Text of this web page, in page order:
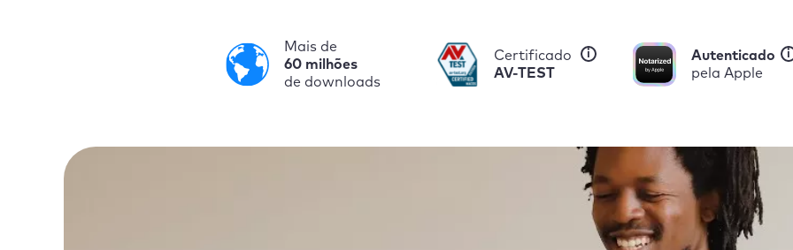
Mais de
60 milhões
de downloads
i
Certificado
AV-TEST
i
Autenticado
pela Apple